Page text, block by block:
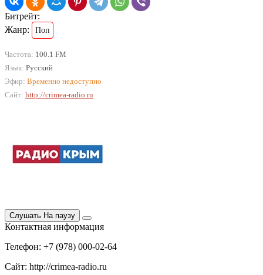
Битрейт:
Жанр:
Поп
Частота: 100.1 FM
Язык: Русский
Эфир: Временно недоступно
Сайт: http://crimea-radio.ru
Слушать На паузу
Контактная информация
Телефон: +7 (978) 000-02-64
Сайт: http://crimea-radio.ru